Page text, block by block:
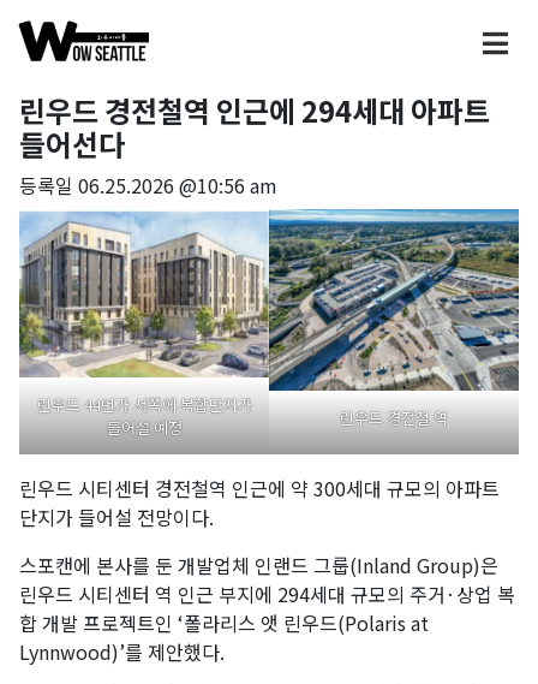
린우드 경전철역 인근에 294세대 아파트
들어선다
등록일 06.25.2026 @10:56 am
린우드 44번가 서쪽에 복합단지가
들어설 예정
린우드 경전철 역
린우드 시티센터 경전철역 인근에 약 300세대 규모의 아파트
단지가 들어설 전망이다.
스포캔에 본사를 둔 개발업체 인랜드 그룹(Inland Group)은
린우드 시티센터 역 인근 부지에 294세대 규모의 주거·상업 복
합 개발 프로젝트인 ‘폴라리스 앳 린우드(Polaris at
Lynnwood)’를 제안했다.